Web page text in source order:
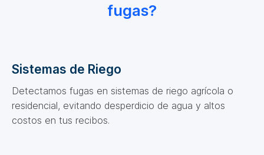
fugas?
Sistemas de Riego
Detectamos fugas en sistemas de riego agrícola o
residencial, evitando desperdicio de agua y altos
costos en tus recibos.